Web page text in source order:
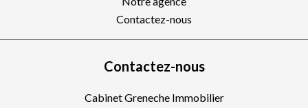
Contactez-nous
Contactez-nous
Cabinet Greneche Immobilier